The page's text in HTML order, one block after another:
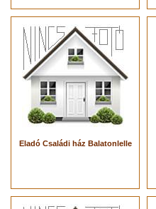
Eladó Családi ház Balatonlelle